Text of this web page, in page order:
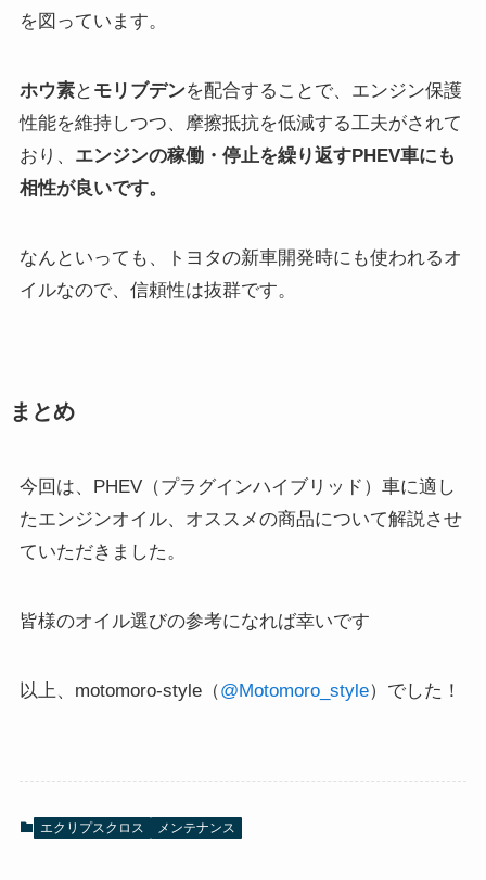
を図っています。
ホウ素と モリブデンを配合することで、エンジン保護
性能を維持しつつ、摩擦抵抗を低減する工夫がされて
おり、 エンジンの稼働・停止を繰り返すPHEV車にも
相性が良いです。
なんといっても、トヨタの新車開発時にも使われるオ
イルなので、信頼性は抜群です。
まとめ
今回は、PHEV（プラグインハイブリッド）車に適し
たエンジンオイル、オススメの商品について解説させ
ていただきました。
皆様のオイル選びの参考になれば幸いです
以上、motomoro-style（@Motomoro_style）でした！
エクリプスクロス メンテナンス